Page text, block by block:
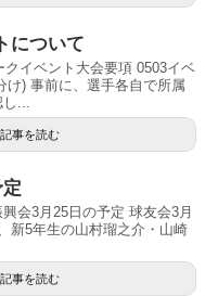
について
イベント大会要項 0503イベ
け) 事前に、選手各自で所属
し...
記事を読む
会3月25日の予定 球友会3月
新5年生の山村瑠之介・山崎
記事を読む